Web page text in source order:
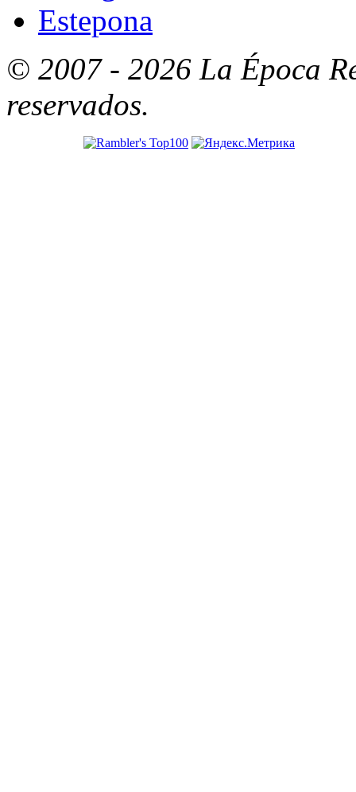
Estepona
© 2007 - 2026 La Época
reservados.